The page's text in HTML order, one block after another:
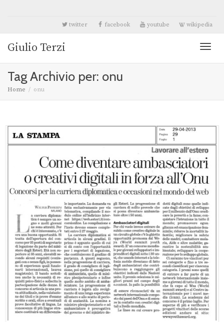
twitter facebook youtube wikipedia
Giulio Terzi
Tag Archivio per: onu
Home onu